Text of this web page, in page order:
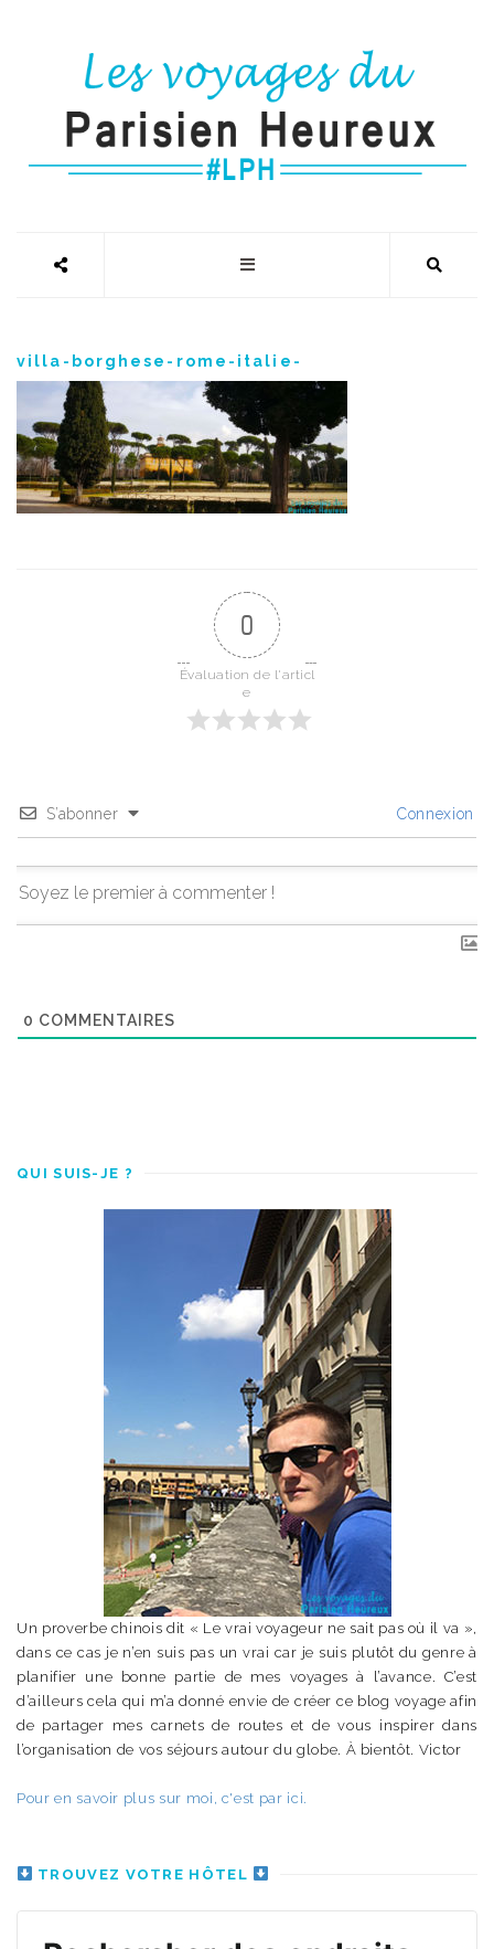
villa-borghese-rome-italie-
0
Évaluation de l'articl
e
S’abonner Connexion
0 COMMENTAIRES
QUI SUIS-JE ?
Un proverbe chinois dit « Le vrai voyageur ne sait pas où il va »,
dans ce cas je n’en suis pas un vrai car je suis plutôt du genre à
planifier une bonne partie de mes voyages à l’avance. C’est
d’ailleurs cela qui m’a donné envie de créer ce blog voyage afin
de partager mes carnets de routes et de vous inspirer dans
l’organisation de vos séjours autour du globe. À bientôt. Victor
Pour en savoir plus sur moi, c'est par ici.
TROUVEZ VOTRE HÔTEL